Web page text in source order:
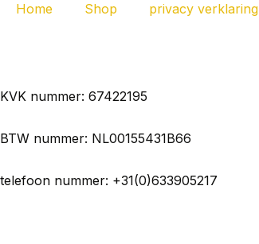
Home Shop privacy verklaring
KVK nummer: 67422195
BTW nummer: NL00155431B66
telefoon nummer: +31(0)633905217